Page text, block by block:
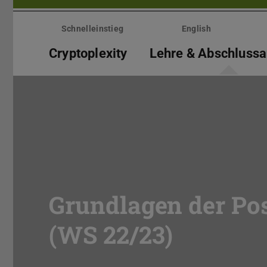
Menü
überspringenSchnelleinstieg English
Cryptoplexity Lehre &
Grundlagen der
(WS 22/23)